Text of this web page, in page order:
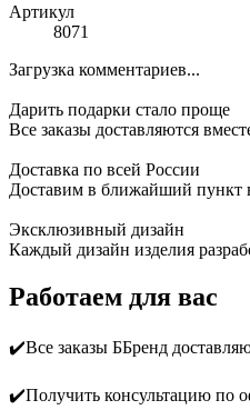
Артикул
8071
Загрузка комментариев...
Дарить подарки стало проще
Все заказы доставляются
Доставка по всей России
Доставим в ближайший пункт
Эксклюзивный дизайн
Каждый дизайн изделия
Работаем для вас
✔️Все заказы ББренд
✔️Получить консультацию по